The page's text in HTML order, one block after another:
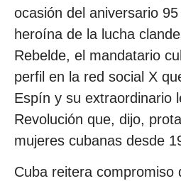
ocasión del aniversario
heroína de la lucha
Rebelde, el mandatario
perfil en la red social X
Espín y su extraordinario
Revolución que, dijo,
mujeres cubanas desde
Cuba reitera compromiso